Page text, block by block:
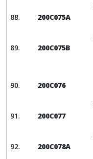
200C075A
200C075B
200C076
200C077
200C078A